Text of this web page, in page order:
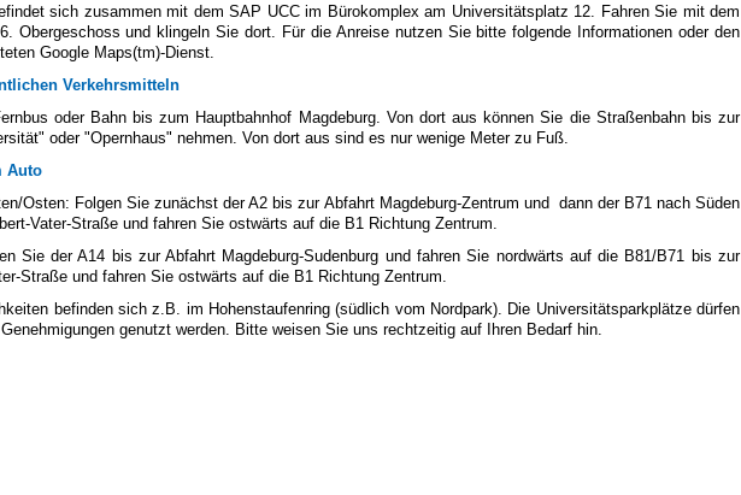
sich zusammen mit dem SAP UCC im Bürokomplex am Universitätsplatz 12. Fahren Sie mit dem
Obergeschoss und klingeln Sie dort. Für die Anreise nutzen Sie bitte folgende Informationen oder den
Google Maps(tm)-Dienst.
Verkehrsmitteln
oder Bahn bis zum Hauptbahnhof Magdeburg. Von dort aus können Sie die Straßenbahn bis zur
oder "Opernhaus" nehmen. Von dort aus sind es nur wenige Meter zu Fuß.
Auto
Osten: Folgen Sie zunächst der A2 bis zur Abfahrt Magdeburg-Zentrum und dann der B71 nach Süden
Vater-Straße und fahren Sie ostwärts auf die B1 Richtung Zentrum.
Sie der A14 bis zur Abfahrt Magdeburg-Sudenburg und fahren Sie nordwärts auf die B81/B71 bis zur
Straße und fahren Sie ostwärts auf die B1 Richtung Zentrum.
befinden sich z.B. im Hohenstaufenring (südlich vom Nordpark). Die Universitätsparkplätze dürfen
genutzt werden. Bitte weisen Sie uns rechtzeitig auf Ihren Bedarf hin.